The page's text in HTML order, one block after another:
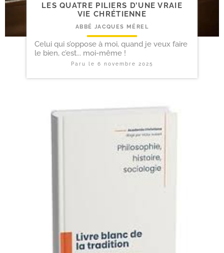
LES QUATRE PILIERS D’UNE VRAIE
VIE CHRÉTIENNE
ABBÉ JACQUES MÉREL
Celui qui s’oppose à moi, quand je veux faire
le bien, c’est... moi-même !
Paru le 6 novembre 2025